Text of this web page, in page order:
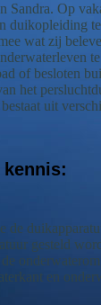
Sandra. Op
duikopleiding
wat zij
of besloten
het
uit
de
gesteld
en